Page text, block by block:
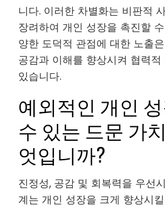
니다. 이러한 차별화는 비판적
장려하여 개인 성장을 촉진할
양한 도덕적 관점에 대한 노출
공감과 이해를 향상시켜 협력
있습니다.
예외적인 개인
수 있는 드문 가
엇입니까?
진정성, 공감 및 회복력을 우선
계는 개인 성장을 크게 향상시